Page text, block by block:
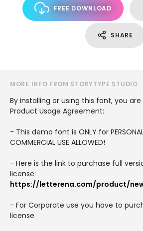
FREE DOWNLOAD
SHARE
MORE INFO FROM STORYTYPE STUDIO
By installing or using this font, you
Product Usage Agreement:
- This demo font is ONLY for PERSONAL
COMMERCIAL USE ALLOWED!
- Here is the link to purchase full
license:
https://letterena.com/product/
- For Corporate use you have to
license